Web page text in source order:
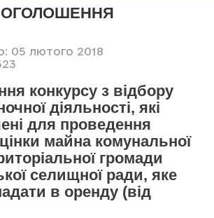
ОГОЛОШЕННЯ
05 лютого 2018
конкурсу з відбору
діяльності, які
для проведення
майна комунальної
громади
селищної ради, яке
в оренду (від